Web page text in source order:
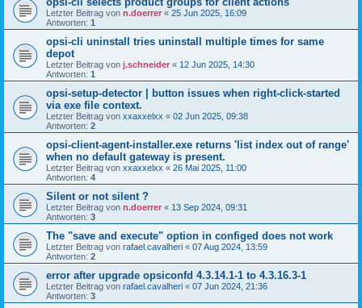
Letzter Beitrag von n.doerrer « 25 Jun 2025, 16:09
Antworten: 1
opsi-cli uninstall tries uninstall multiple times for same
depot
Letzter Beitrag von j.schneider « 12 Jun 2025, 14:30
Antworten: 1
opsi-setup-detector | button issues when right-click-started
via exe file context.
Letzter Beitrag von xxaxxelxx « 02 Jun 2025, 09:38
Antworten: 2
opsi-client-agent-installer.exe returns 'list index out of range'
when no default gateway is present.
Letzter Beitrag von xxaxxelxx « 26 Mai 2025, 11:00
Antworten: 4
Silent or not silent ?
Letzter Beitrag von n.doerrer « 13 Sep 2024, 09:31
Antworten: 3
The "save and execute" option in configed does not work
Letzter Beitrag von rafael.cavalheri « 07 Aug 2024, 13:59
Antworten: 2
error after upgrade opsiconfd 4.3.14.1-1 to 4.3.16.3-1
Letzter Beitrag von rafael.cavalheri « 07 Jun 2024, 21:36
Antworten: 3